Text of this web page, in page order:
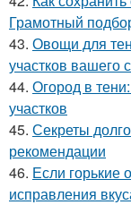
Грамотный
43. Овощи для
участков вашего
44. Огород в
участков
45. Секреты
рекомендации
46. Если горькие
исправления